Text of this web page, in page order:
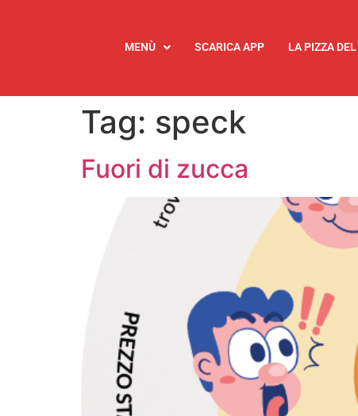
MENÙ SCARICA APP LA PIZZA
Tag: speck
Fuori di zucca